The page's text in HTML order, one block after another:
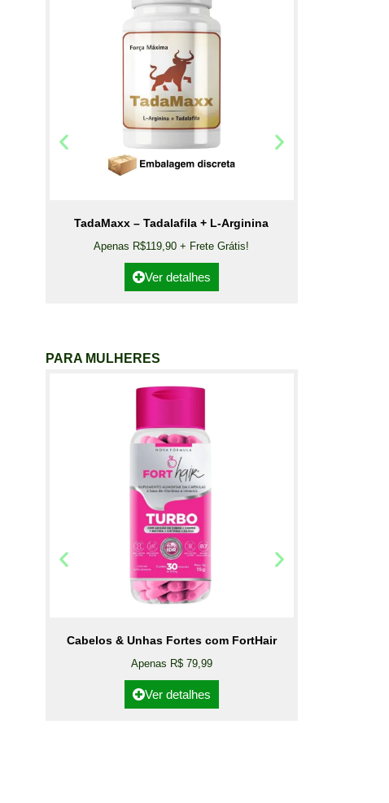
TadaMaxx – Tadalafila + L-Arginina
Apenas R$119,90 + Frete Grátis!
Ver detalhes
PARA MULHERES
Cabelos & Unhas Fortes com FortHair
Apenas R$ 79,99
Ver detalhes